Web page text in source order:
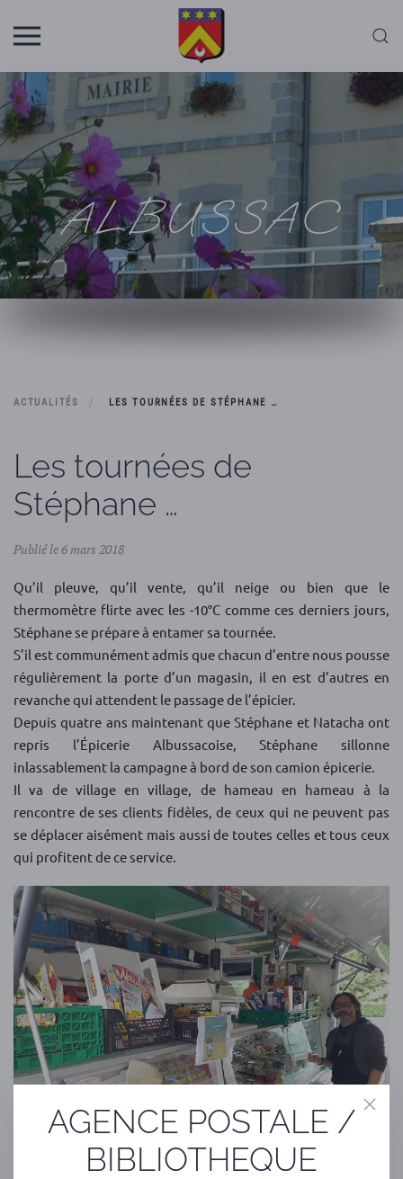
Skip to main content
ALBUSSAC
ACTUALITÉS LES TOURNÉES DE STÉPHANE …
Les tournées de
Stéphane …
Publié le 6 mars 2018
Qu’il pleuve, qu’il vente, qu’il neige ou bien que le
thermomètre flirte avec les -10°C comme ces derniers jours,
Stéphane se prépare à entamer sa tournée.
S’il est communément admis que chacun d’entre nous pousse
régulièrement la porte d’un magasin, il en est d’autres en
revanche qui attendent le passage de l’épicier.
Depuis quatre ans maintenant que Stéphane et Natacha ont
repris l’Épicerie Albussacoise, Stéphane sillonne
inlassablement la campagne à bord de son camion épicerie.
Il va de village en village, de hameau en hameau à la
rencontre de ses clients fidèles, de ceux qui ne peuvent pas
se déplacer aisément mais aussi de toutes celles et tous ceux
qui profitent de ce service.
AGENCE POSTALE /
BIBLIOTHEQUE